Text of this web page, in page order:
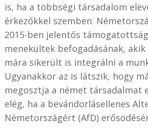
is, ha a többségi társadalom
érkezőkkel szemben.
2015-ben jelentős
menekültek befogadásának,
mára sikerült is integrálni a
Ugyanakkor az is látszik, hogy
megosztja a német társadalmat
elég, ha a bevándorlásellenes
Németországért (AfD)